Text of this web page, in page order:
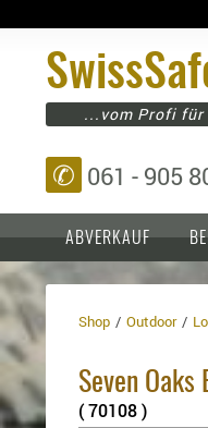
Swiss
...vom Profi
✆ 061 - 905
ABVERKAUF
Einlagen,
Kopfschutz
Tragesysteme
Holster
Grundplatten
Holster
Shop Outdoor
Seven
( 70108 )